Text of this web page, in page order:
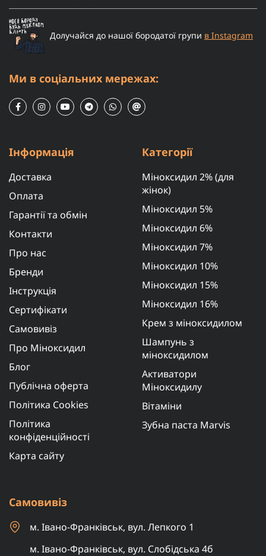
Долучайся до нашої бородатої групи в Instagram
Ми в соціальних мережах:
Інформація
Доставка
Оплата
Гарантії та обмін
Контакти
Про нас
Бренди
Інструкція
Сертифікати
Самовивіз
Про Міноксидил
Блог
Публічна оферта
Політика Cookies
Політика
конфіденційності
Карта сайту
Категорії
Міноксидил 2% (для
жінок)
Міноксидил 5%
Міноксидил 6%
Міноксидил 7%
Міноксидил 10%
Міноксидил 15%
Міноксидил 16%
Крем з міноксидилом
Шампунь з
міноксидилом
Активатори
Міноксидилу
Вітаміни
Зубна паста Marvis
Самовивіз
м. Івано-Франківськ, вул. Лепкого 1
м. Івано-Франківськ, вул. Слобідська 4б